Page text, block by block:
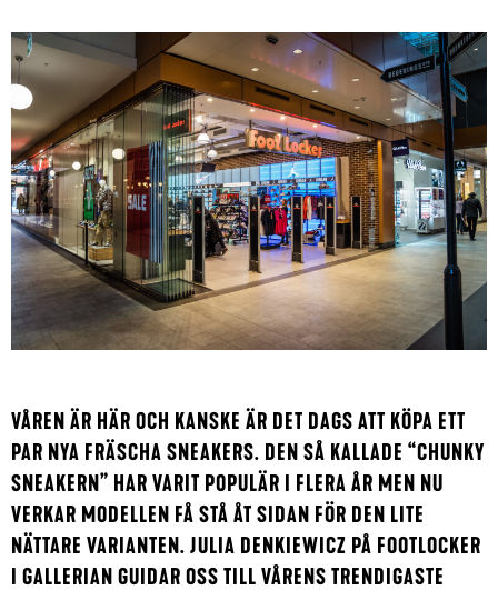
VÅREN ÄR HÄR OCH KANSKE ÄR DET DAGS ATT KÖPA ETT
PAR NYA FRÄSCHA SNEAKERS. DEN SÅ KALLADE “CHUNKY
SNEAKERN” HAR VARIT POPULÄR I FLERA ÅR MEN NU
VERKAR MODELLEN FÅ STÅ ÅT SIDAN FÖR DEN LITE
NÄTTARE VARIANTEN. JULIA DENKIEWICZ PÅ FOOTLOCKER
I GALLERIAN GUIDAR OSS TILL VÅRENS TRENDIGASTE